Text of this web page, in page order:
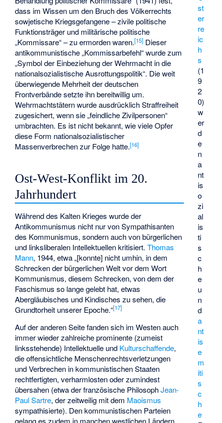
st
er
re
ic
h
s
(1
9
2
0)
w
er
d
e
n
a
nt
is
o
zi
al
is
ti
s
c
h
e
u
n
d
a
nt
is
e
m
iti
s
c
h
e
dass im Wissen um den Bruch des Völkerrechts
sowjetische Kriegsgefangene – zivile politische
Funktionsträger und militärische politische
„Kommissare“ – zu ermorden waren.[15] Dieser
antikommunistische „Kommissarbefehl“ wurde zum
„Symbol der Einbeziehung der Wehrmacht in die
nationalsozialistische Ausrottungspolitik“. Die weit
überwiegende Mehrheit der deutschen
Frontverbände setzte ihn bereitwillig um.
Wehrmachtstätern wurde ausdrücklich Straffreiheit
zugesichert, wenn sie „feindliche Zivilpersonen“
umbrachten. Es ist nicht bekannt, wie viele Opfer
diese Form nationalsozialistischer
Massenverbrechen zur Folge hatte.[16]
Ost-West-Konflikt im 20.
Jahrhundert
Während des Kalten Krieges wurde der
Antikommunismus nicht nur von Sympathisanten
des Kommunismus, sondern auch von bürgerlichen
und linksliberalen Intellektuellen kritisiert.Thomas
Mann, 1944, etwa „[konnte] nicht umhin, in dem
Schrecken der bürgerlichen Welt vor dem Wort
Kommunismus, diesem Schrecken, von dem der
Faschismus so lange gelebt hat, etwas
Abergläubisches und Kindisches zu sehen, die
Grundtorheit unserer Epoche.“[17]
Auf der anderen Seite fanden sich im Westen auch
immer wieder zahlreiche prominente (zumeist
linksstehende) Intellektuelle und Kulturschaffende,
die offensichtliche Menschenrechtsverletzungen
und Verbrechen in kommunistischen Staaten
rechtfertigten, verharmlosten oder zumindest
übersahen (etwa der französische PhilosophJean-
Paul Sartre, der zeitweilig mit dem Maoismus
sympathisierte). Den kommunistischen Parteien
gelang es zudem in manchen westlichen Ländern,